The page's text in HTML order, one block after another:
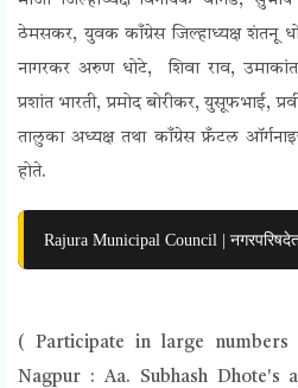
ठेमसकर, युवक काँग्रेस जिल्हाध्यक्ष शंतनू
नागरकर अरुण धोटे, शिवा राव,
प्रशांत भारती, प्रमोद बोरीकर, युसूफभाई,
तालुका अध्यक्ष तथा काँग्रेस फ्रँटल
होते.
Rajura Municipal Council |
( Participate in large
Nagpur : Aa. Subhash Dhote's